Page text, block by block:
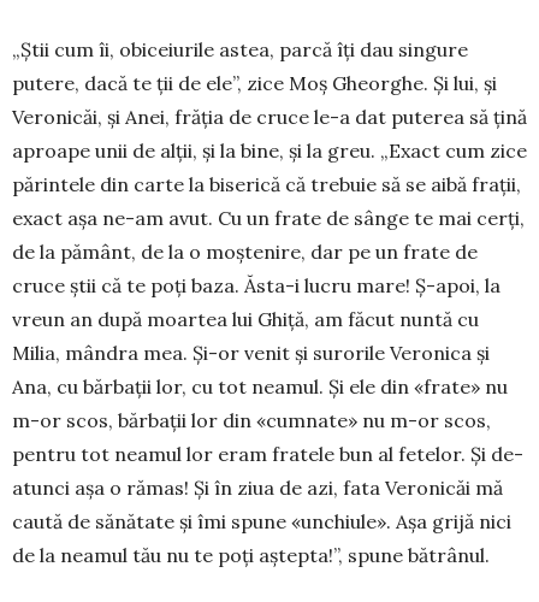
„Știi cum îi, obiceiurile astea, parcă îți dau singure
putere, dacă te ții de ele”, zice Moș Gheor­ghe. Și lui, și
Veronicăi, și Anei, frăția de cruce le-a dat puterea să țină
aproape unii de alții, și la bine, și la greu. „Exact cum zice
părintele din carte la bise­rică că trebuie să se aibă frații,
exact așa ne-am avut. Cu un frate de sânge te mai cerți,
de la pă­mânt, de la o moștenire, dar pe un frate de
cruce știi că te poți baza. Ăsta-i lucru mare! Ș-apoi, la
vreun an după moartea lui Ghiță, am făcut nuntă cu
Milia, mândra mea. Și-or venit și surorile Vero­nica și
Ana, cu bărbații lor, cu tot neamul. Și ele din «frate» nu
m-or scos, bărbații lor din «cumnate» nu m-or scos,
pentru tot neamul lor eram fratele bun al fetelor. Și de-
atunci așa o rămas! Și în ziua de azi, fata Veronicăi mă
caută de sănătate și îmi spu­ne «unchiule». Așa grijă nici
de la neamul tău nu te poți aștepta!”, spune bătrânul.